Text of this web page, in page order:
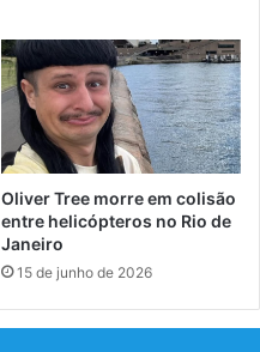
Oliver Tree morre em colisão
entre helicópteros no Rio de
Janeiro
15 de junho de 2026